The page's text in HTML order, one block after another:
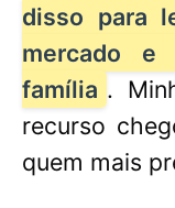
disso para
mercado
família .
recurso
quem mais